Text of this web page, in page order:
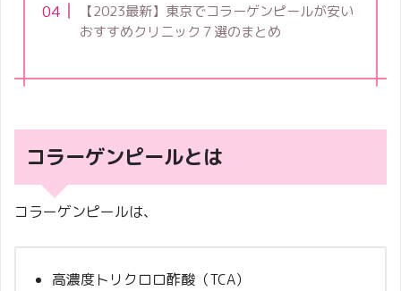
【2023最新】東京でコラーゲンピールが安い
おすすめクリニック７選のまとめ
コラーゲンピールとは
コラーゲンピールは、
高濃度トリクロロ酢酸（TCA）